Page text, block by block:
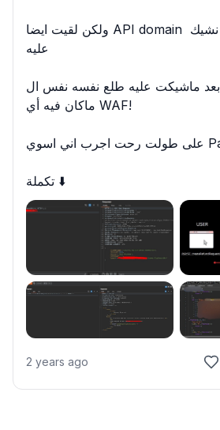
ولكن لقيت ايضا API domain اخر معرف وقررنا نشيك
عليه
بعد ماشيكت عليه طلع نفسه نفس ال API الأساسي ولكن
ماكان فيه أي WAF!
على طولت رحت اجرب اني اسوي Path traversal
تكملة ⬇️
2 years ago